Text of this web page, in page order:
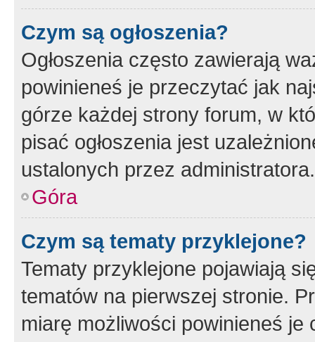
Czym są ogłoszenia?
Ogłoszenia często zawierają
powinieneś je przeczytać jak
górze każdej strony forum, w
pisać ogłoszenia jest
ustalonych przez administratora.
Góra
Czym są tematy przyklejone?
Tematy przyklejone pojawiają
tematów na pierwszej stronie.
miarę możliwości powinieneś je